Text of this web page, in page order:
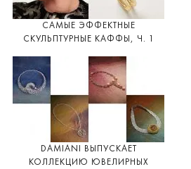
САМЫЕ ЭФФЕКТНЫЕ
СКУЛЬПТУРНЫЕ КАФФЫ, Ч. 1
DAMIANI ВЫПУСКАЕТ
КОЛЛЕКЦИЮ ЮВЕЛИРНЫХ